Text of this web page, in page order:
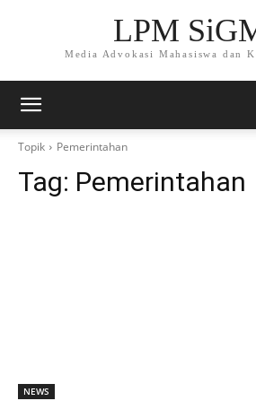
LPM
Media Advokasi Mahasiswa dan
Topik Pemerintahan
Tag: Pemerintahan
NEWS